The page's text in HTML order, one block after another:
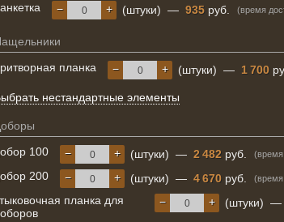
+
− (штуки) — 935 руб. (время
планка
+
− (штуки) — 1 700
нестандартные элементы
100
+
− (штуки) — 2 482 руб. (время
200 +
− (штуки) — 4 670 руб. (время
планка для
+
− (штуки) —